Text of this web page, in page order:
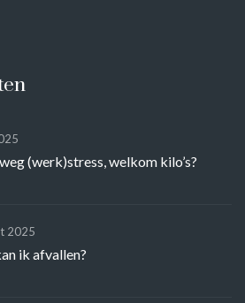
(werk)stress, welkom kilo’s?
2025
ik afvallen?